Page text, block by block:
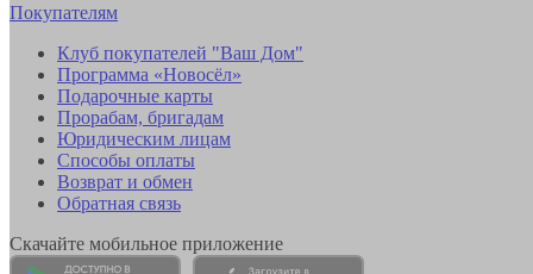
Покупателям
Клуб покупателей "Ваш Дом"
Программа «Новосёл»
Подарочные карты
Прорабам, бригадам
Юридическим лицам
Способы оплаты
Возврат и обмен
Обратная связь
Скачайте мобильное приложение